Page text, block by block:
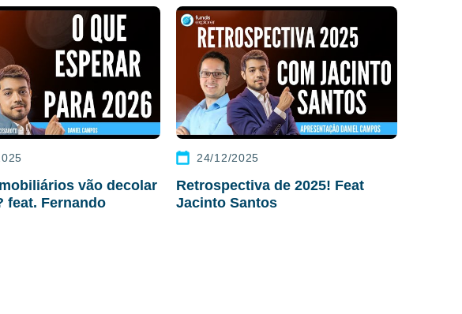
vão decolar
feat. Fernando
24/12/2025
Retrospectiva de 2025! Feat
Jacinto Santos